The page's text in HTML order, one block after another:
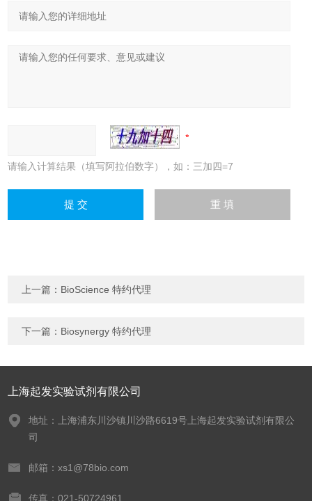
请输入计算结果（填写阿拉伯数字），如：三加四=7
上一篇： BioScience 特约代理
下一篇： Biosynergy 特约代理
上海起发实验试剂有限公司
地址：上海浦东川沙镇川沙路6619号上海起发实验试剂有限公
司
邮箱：xs1@78bio.com
传真：021-50724961